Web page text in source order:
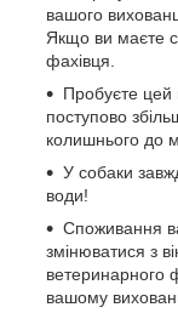
вашого
Якщо ви маєте
фахівця.
Пробуєте
поступово
колишнього до
У собаки
води!
Споживання
змінюватися з
ветеринарного
вашому